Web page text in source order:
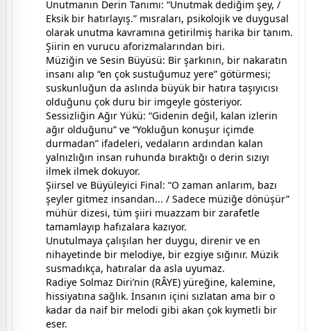
Unutmanın Derin Tanımı: “Unutmak dediğim şey, /
Eksik bir hatırlayış.” mısraları, psikolojik ve duygusal
olarak unutma kavramına getirilmiş harika bir tanım.
Şiirin en vurucu aforizmalarından biri.
Müziğin ve Sesin Büyüsü: Bir şarkının, bir nakaratın
insanı alıp “en çok sustuğumuz yere” götürmesi;
suskunluğun da aslında büyük bir hatıra taşıyıcısı
olduğunu çok duru bir imgeyle gösteriyor.
Sessizliğin Ağır Yükü: “Gidenin değil, kalan izlerin
ağır olduğunu” ve “Yokluğun konuşur içimde
durmadan” ifadeleri, vedaların ardından kalan
yalnızlığın insan ruhunda bıraktığı o derin sızıyı
ilmek ilmek dokuyor.
Şiirsel ve Büyüleyici Final: “O zaman anlarım, bazı
şeyler gitmez insandan... / Sadece müziğe dönüşür”
mühür dizesi, tüm şiiri muazzam bir zarafetle
tamamlayıp hafızalara kazıyor.
Unutulmaya çalışılan her duygu, direnir ve en
nihayetinde bir melodiye, bir ezgiye sığınır. Müzik
susmadıkça, hatıralar da asla uyumaz.
Radiye Solmaz Diri’nin (RÂYE) yüreğine, kalemine,
hissiyatına sağlık. İnsanın içini sızlatan ama bir o
kadar da naif bir melodi gibi akan çok kıymetli bir
eser.